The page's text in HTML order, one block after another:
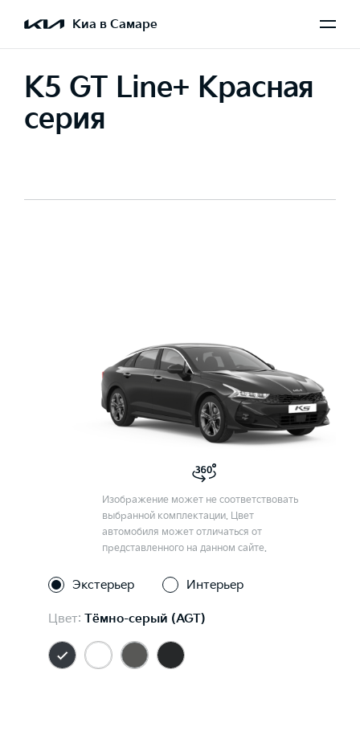
Киа в Самаре
K5 GT Line+ Красная
серия
Изображение может не соответствовать
выбранной комплектации. Цвет
автомобиля может отличаться от
представленного на данном сайте.
Экстерьер Интерьер
Цвет: Тёмно-серый (AGT)